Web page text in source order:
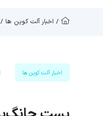
/ اخبار آلت کوین ها /
اخبار آلت کوین ها